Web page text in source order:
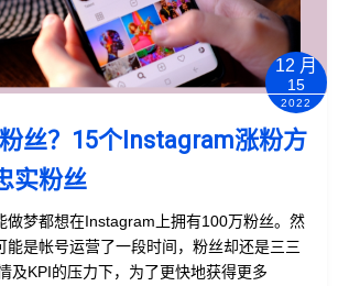
12 月
15
2022
丝？15个Instagram涨粉方
实粉丝
做梦都想在Instagram上拥有100万粉丝。然
能是帐号运营了一段时间，粉丝却还是三三
及KPI的压力下，为了更快地获得更多